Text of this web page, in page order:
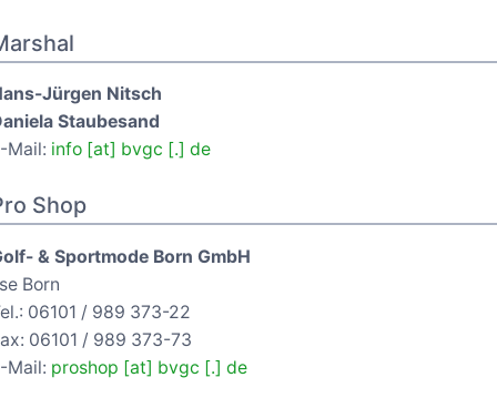
Jürgen Nitsch
Staubesand
Mail: info [at] bvgc [.] de
Shop
& Sportmode Born GmbH
Born
06101 / 989 373-22
06101 / 989 373-73
Mail: proshop [at] bvgc [.] de